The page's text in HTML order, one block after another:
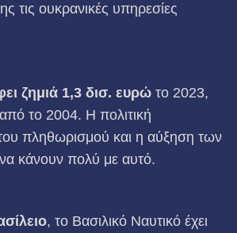
τις ουκρανικές υπηρεσίες
ζημιά 1,3 δισ. ευρώ το 2023,
το 2004. Η πολιτική
πληθωρισμού και η αύξηση των
κάνουν πολύ με αυτό.
, το Βασιλικό Ναυτικό έχει